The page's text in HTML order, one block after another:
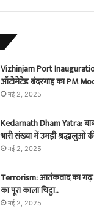
Vizhinjam Port
ऑटोमेटेड बंदरगाह का PM
मई 2, 2025
Kedarnath Dham Yatra:
भारी संख्या में उमड़ी श्रद्धालुओं
मई 2, 2025
Terrorism: आतंकवाद का गढ़
का पूरा काला चिट्ठा..
मई 2, 2025